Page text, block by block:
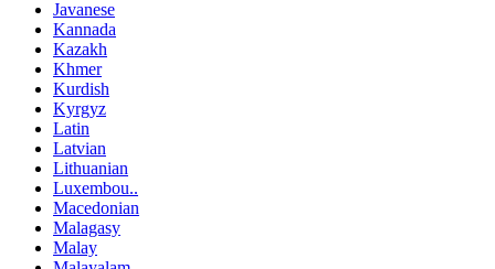
Javanese
Kannada
Kazakh
Khmer
Kurdish
Kyrgyz
Latin
Latvian
Lithuanian
Luxembou..
Macedonian
Malagasy
Malay